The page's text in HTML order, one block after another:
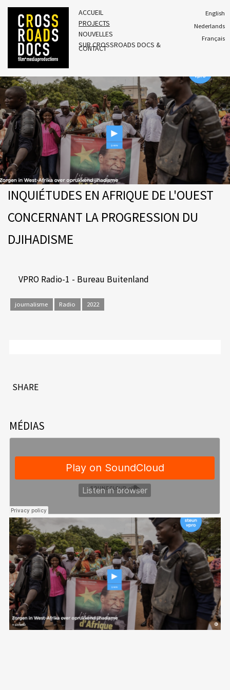
ACCUEIL
PROJECTS
NOUVELLES
SUR CROSSROADS DOCS &
CONTACT
English
Nederlands
Français
INQUIÉTUDES EN AFRIQUE DE L'OUEST
CONCERNANT LA PROGRESSION DU
DJIHADISME
VPRO Radio-1 - Bureau Buitenland
journalisme Radio 2022
SHARE
MÉDIAS